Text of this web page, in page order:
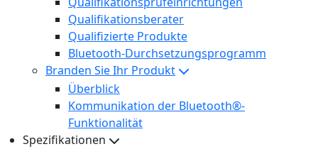
Qualifikationsberater
Qualifizierte Produkte
Bluetooth-Durchsetzungsprogramm
Branden Sie Ihr Produkt
Überblick
Kommunikation der Bluetooth®-
Funktionalität
Spezifikationen